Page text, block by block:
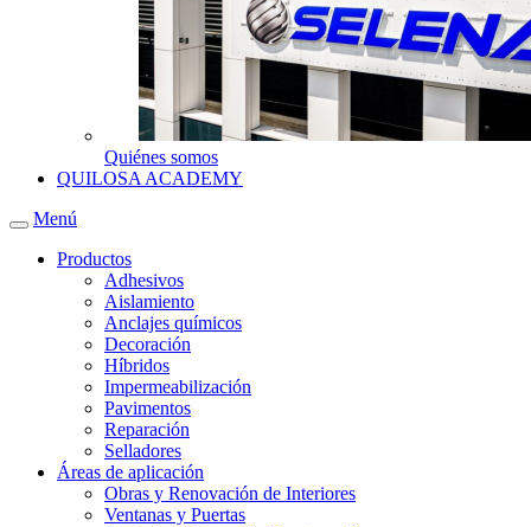
Quiénes somos
QUILOSA ACADEMY
Menú
Productos
Adhesivos
Aislamiento
Anclajes químicos
Decoración
Híbridos
Impermeabilización
Pavimentos
Reparación
Selladores
Áreas de aplicación
Obras y Renovación de Interiores
Ventanas y Puertas